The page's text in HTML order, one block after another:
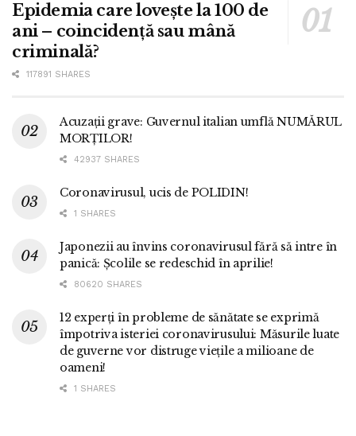
Epidemia care lovește la 100 de
ani – coincidență sau mână
criminală?
117891 SHARES
Acuzații grave: Guvernul italian umflă NUMĂRUL
MORȚILOR!
42937 SHARES
Coronavirusul, ucis de POLIDIN!
1 SHARES
Japonezii au învins coronavirusul fără să intre în
panică: Școlile se redeschid în aprilie!
80620 SHARES
12 experți în probleme de sănătate se exprimă
împotriva isteriei coronavirusului: Măsurile luate
de guverne vor distruge viețile a milioane de
oameni!
1 SHARES